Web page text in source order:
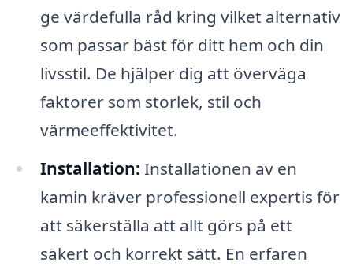
ge värdefulla råd kring vilket alternativ
som passar bäst för ditt hem och din
livsstil. De hjälper dig att överväga
faktorer som storlek, stil och
värmeeffektivitet.
Installation: Installationen av en
kamin kräver professionell expertis för
att säkerställa att allt görs på ett
säkert och korrekt sätt. En erfaren